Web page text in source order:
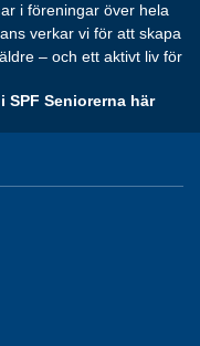
i föreningar över hela
verkar vi för att skapa
– och ett aktivt liv för
SPF Seniorerna här